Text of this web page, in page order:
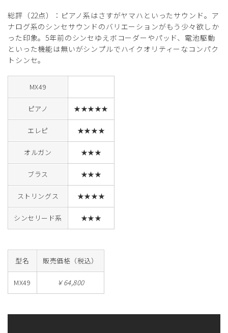
総評（22点）：ピアノ系はさすがヤマハといったサウンド。ア
ナログ系のシンセサウンドのバリエーションがもう少々欲しか
った印象。5年前のシンセゆえボコーダーやパッド、電池駆動
といった機能は無いがシンプルでハイクオリティーなコンパク
トシンセ。
MX49
ピアノ ★★★★★
エレピ ★★★★
オルガン ★★★
ブラス ★★★
ストリングス ★★★★
シンセリード系 ★★★
型名 販売価格（税込）
MX49 ￥64,800